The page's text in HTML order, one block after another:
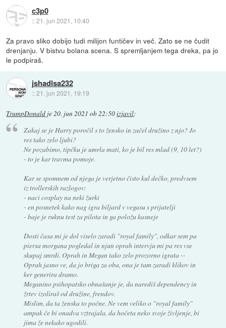
c3p0
::21. jun 2021, 10:40
Za pravo sliko dobijo tudi milijon funtičev in več. Zato se ne čudit
drenjanju. V bistvu bolana scena. S spremljanjem tega dreka, pa jo
le podpiraš.
jshadlsa232
::21. jun 2021, 19:19
TrumpDonald je 20. jun 2021 ob 22:50izjavil:
Zakaj se je Harry poročil s to žensko in začel družino z njo? Jo
res tako zelo ljubi?
Ne pozabimo, tipčku je umrla mati, ko je bil res mlad (9, 10 let?)
- to je kar travma pomoje.
Kar se spomnem od njega je verjetno čisto kul dečko, predvsem
iz trollerskih razlogov:
- naci cosplay na neki žurki
- en posnetek kako nag igra biljard v vegasu s prijatelji
- baje je ruknu test za pilota in ga položu kasneje
Dosti časa mi je dol viselo zaradi "royal family", odkar sem pa
piersa morgana pogledal in njun oprah intervju mi pa res vse
skupaj smrdi. Oprah in Megan tako zelo prozorno igrata --
Oprah jasno ve, da jo briga za oba, ona je tam zaradi klikov in
ker generira dramo.
Meganino psihopatsko obnašanje je, da narediš dependency in
žrtev izoliraš od družine, frendov.
Mislim, da ta ženska to počne. Ne vem veliko o "royal family"
ampak če bi onadva vztrajala, da hočeta neko svoje življenje, bi
jima že nekako ugodili.